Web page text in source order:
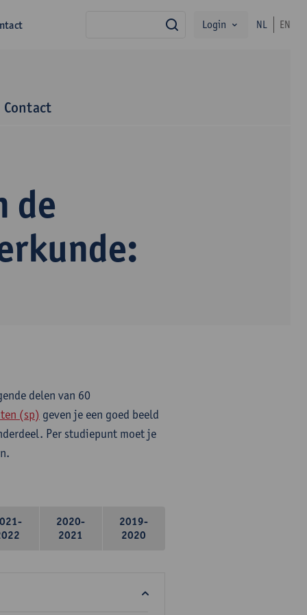
zoekLogin NL EN
Contact
de
delen van 60
(sp) geven je een goed beeld
Per studiepunt moet je
2020-
2021
2019-
2020